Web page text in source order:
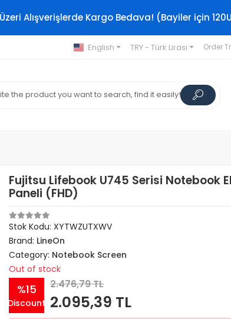
Alışverişlerde Kargo Bedava! (Bayiler için
English TRY - Türk Lirası Order
Fujitsu Lifebook U745 Serisi Notebook
Paneli (FHD)
Stok Kodu: XYTWZUTXWV
Brand: LineOn
Category: Notebook Screen
Out of stock
%15
Discount
2.476,79 TL
2.095,39 TL